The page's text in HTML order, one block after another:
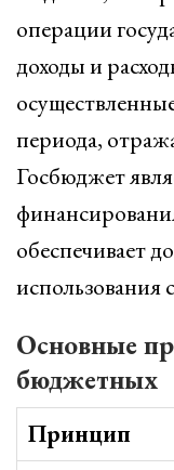
операции
доходы и
периода,
Госбюджет
обеспечивает
использования
Основные
бюджетных
Принцип